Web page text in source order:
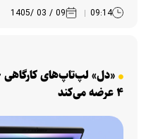
09:14
09 / 03 /1405
«دل» لپ‌تاپ‌های کارگاهی
۴ عرضه می‌کند